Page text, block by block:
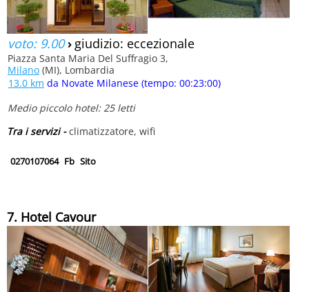
voto: 9.00› giudizio: eccezionale
Piazza Santa Maria Del Suffragio 3,
Milano (MI), Lombardia
13.0 km da Novate Milanese (tempo: 00:23:00)
Medio piccolo hotel: 25 letti
Tra i servizi -climatizzatore, wifi
0270107064 Fb Sito
7. Hotel Cavour